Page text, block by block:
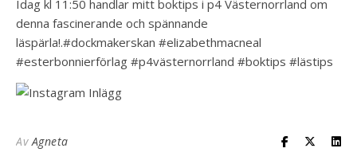
Idag kl 11:50 handlar mitt boktips i p4 Västernorrland om
denna fascinerande och spännande
läspärla!.#dockmakerskan #elizabethmacneal
#esterbonnierförlag #p4västernorrland #boktips #lästips
AvAgneta